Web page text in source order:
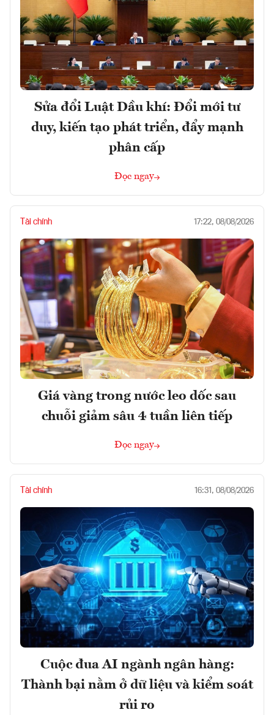
Sửa đổi Luật Dầu khí: Đổi mới tư
duy, kiến tạo phát triển, đẩy mạnh
phân cấp
Đọc ngay
Tài chính 17:22, 08/08/2026
Giá vàng trong nước leo dốc sau
chuỗi giảm sâu 4 tuần liên tiếp
Đọc ngay
Tài chính 16:31, 08/08/2026
Cuộc đua AI ngành ngân hàng:
Thành bại nằm ở dữ liệu và kiểm soát
rủi ro